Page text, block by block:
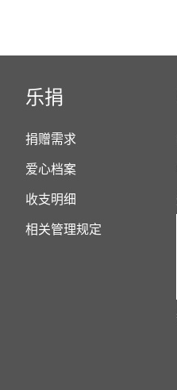
乐捐
捐赠需求
爱心档案
收支明细
相关管理规定